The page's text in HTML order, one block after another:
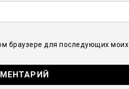
браузере для последующих моих